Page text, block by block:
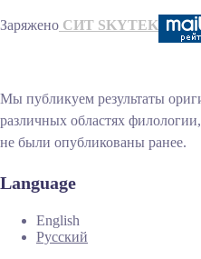
Заряжено СИТ SKYTEK
Мы публикуем результаты
различных областях
не были опубликованы ранее.
Language
English
Русский